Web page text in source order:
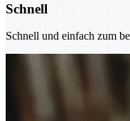
Schnell
Schnell und einfach zum